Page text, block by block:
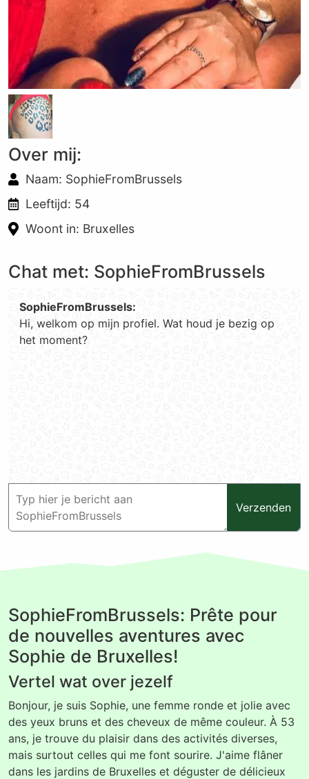
Over mij:
Naam: SophieFromBrussels
Leeftijd: 54
Woont in: Bruxelles
Chat met: SophieFromBrussels
SophieFromBrussels:
Hi, welkom op mijn profiel. Wat houd je bezig op
het moment?
Verzenden
SophieFromBrussels: Prête pour
de nouvelles aventures avec
Sophie de Bruxelles!
Vertel wat over jezelf
Bonjour, je suis Sophie, une femme ronde et jolie avec
des yeux bruns et des cheveux de même couleur. À 53
ans, je trouve du plaisir dans des activités diverses,
mais surtout celles qui me font sourire. J'aime flâner
dans les jardins de Bruxelles et déguster de délicieux